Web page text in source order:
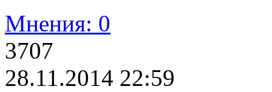
Мнения: 0
3707
28.11.2014 22:59